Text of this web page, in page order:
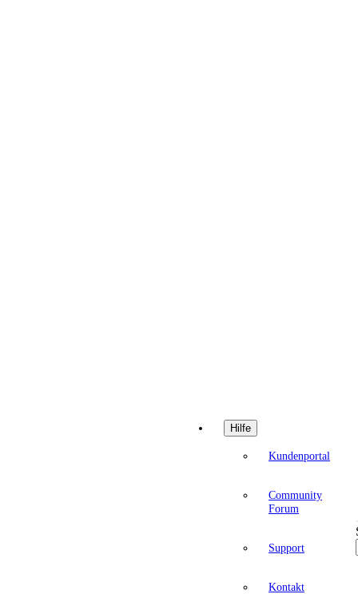
Hilfe
Kundenportal
Community
Forum
Support
Kontakt